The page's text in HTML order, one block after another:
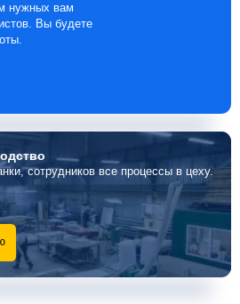
нужных вам
Вы будете
сотрудников все процессы в цеху.